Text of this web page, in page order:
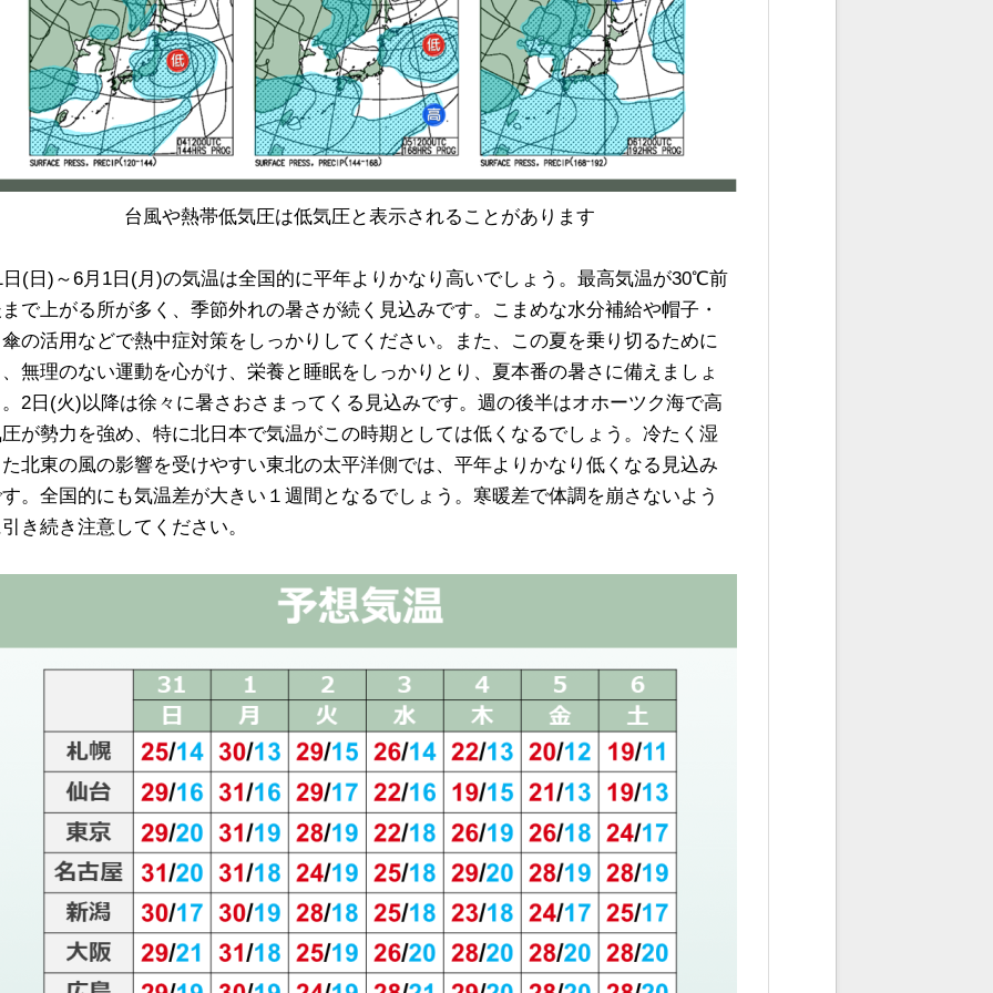
台風や熱帯低気圧は低気圧と表示されることがあります
日(日)～6月1日(月)の気温は全国的に平年よりかなり高いでしょう。最高気温が30℃前
で上がる所が多く、季節外れの暑さが続く見込みです。こまめな水分補給や帽子・
の活用などで熱中症対策をしっかりしてください。また、この夏を乗り切るために
無理のない運動を心がけ、栄養と睡眠をしっかりとり、夏本番の暑さに備えましょ
2日(火)以降は徐々に暑さおさまってくる見込みです。週の後半はオホーツク海で高
が勢力を強め、特に北日本で気温がこの時期としては低くなるでしょう。冷たく湿
北東の風の影響を受けやすい東北の太平洋側では、平年よりかなり低くなる見込み
。全国的にも気温差が大きい１週間となるでしょう。寒暖差で体調を崩さないよう
き続き注意してください。